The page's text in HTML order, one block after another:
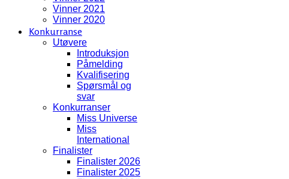
Vinner 2021
Vinner 2020
Konkurranse
Utøvere
Introduksjon
Påmelding
Kvalifisering
Spørsmål og
svar
Konkurranser
Miss Universe
Miss
International
Finalister
Finalister 2026
Finalister 2025